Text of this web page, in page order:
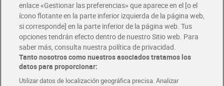
Folletos y Tiendas
Descubre las mejores ofertas y busca tu tienda más cercana
Tarjeta MaX Dia
Te devuelve hasta 8€/mes de tus compras.
¡Solicita tu tarjeta de crédito aquí!
enlace «Gestionar las preferencias» que aparece en el [o el
ícono flotante en la parte inferior izquierda de la página web,
si corresponde] en la parte inferior de la página web. Tus
opciones tendrán efecto dentro de nuestro Sitio web. Para
saber más, consulta nuestra política de privacidad.
Tanto nosotros como nuestros asociados tratamos los
datos para proporcionar:
Utilizar datos de localización geográfica precisa. Analizar